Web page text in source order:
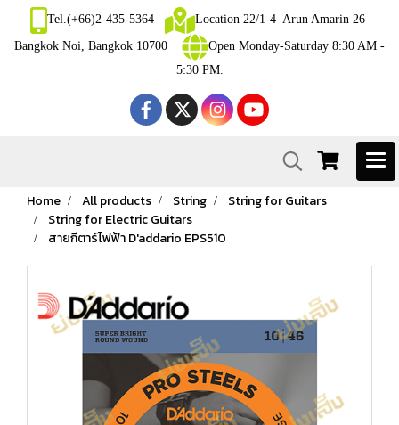
Tel.(+66)2-435-5364
Location 22/1-4 Arun Amarin 26
Bangkok Noi, Bangkok 10700
Open Monday-Saturday 8:30 AM -
5:30 PM.
Home All products String
String for Guitars
String for Electric Guitars
สายกีตาร์ไฟฟ้า D'addario EPS510